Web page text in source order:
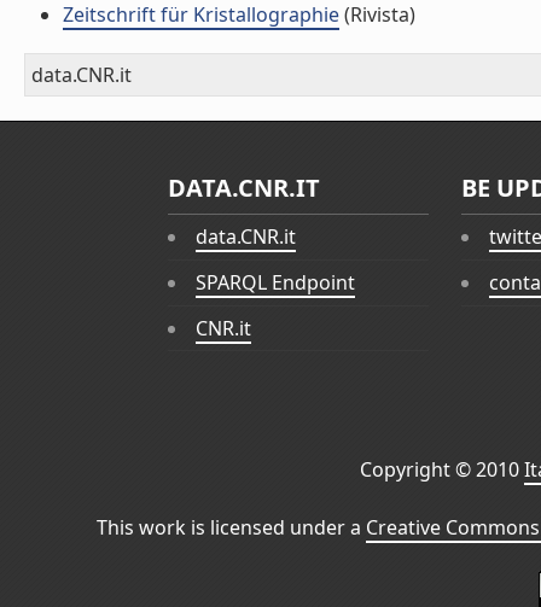
Zeitschrift für Kristallographie(Rivista)
data.CNR.it
DATA.CNR.IT
data.CNR.it
SPARQL Endpoint
CNR.it
BE
Copyright © 2010
This work is licensed under a Creative